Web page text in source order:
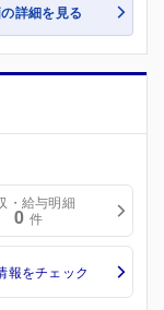
詳細を見る
・給与明細
0 件
報をチェック